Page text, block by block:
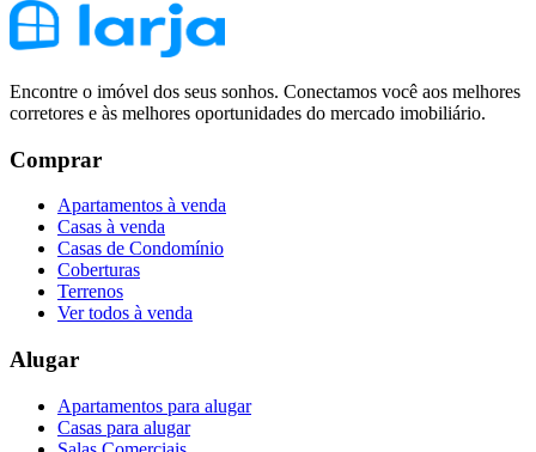
Encontre o imóvel dos seus sonhos. Conectamos você aos melhores
corretores e às melhores oportunidades do mercado imobiliário.
Comprar
Apartamentos à venda
Casas à venda
Casas de Condomínio
Coberturas
Terrenos
Ver todos à venda
Alugar
Apartamentos para alugar
Casas para alugar